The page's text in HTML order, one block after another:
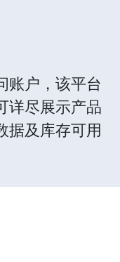
账户，该平台
详尽展示产品
据及库存可用